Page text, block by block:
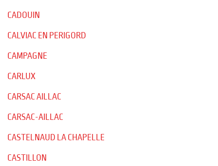
CADOUIN
CALVIAC EN PERIGORD
CAMPAGNE
CARLUX
CARSAC AILLAC
CARSAC-AILLAC
CASTELNAUD LA CHAPELLE
CASTILLON